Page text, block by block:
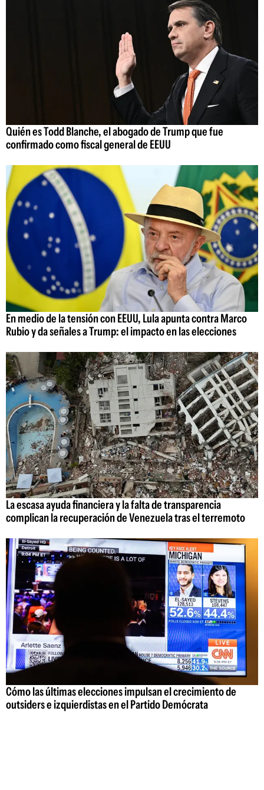
Quién es Todd Blanche, el abogado de Trump que fue
confirmado como fiscal general de EEUU
En medio de la tensión con EEUU, Lula apunta contra Marco
Rubio y da señales a Trump: el impacto en las elecciones
La escasa ayuda financiera y la falta de transparencia
complican la recuperación de Venezuela tras el terremoto
Cómo las últimas elecciones impulsan el crecimiento de
outsiders e izquierdistas en el Partido Demócrata